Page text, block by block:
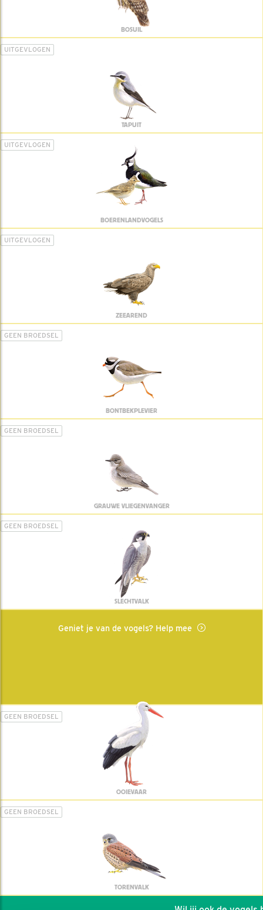
BOSUIL
UITGEVLOGEN
TAPUIT
UITGEVLOGEN
BOERENLANDVOGELS
UITGEVLOGEN
ZEEAREND
GEEN BROEDSEL
BONTBEKPLEVIER
GEEN BROEDSEL
GRAUWE VLIEGENVANGER
GEEN BROEDSEL
SLECHTVALK
Geniet je van de vogels? Help mee
GEEN BROEDSEL
OOIEVAAR
GEEN BROEDSEL
TORENVALK